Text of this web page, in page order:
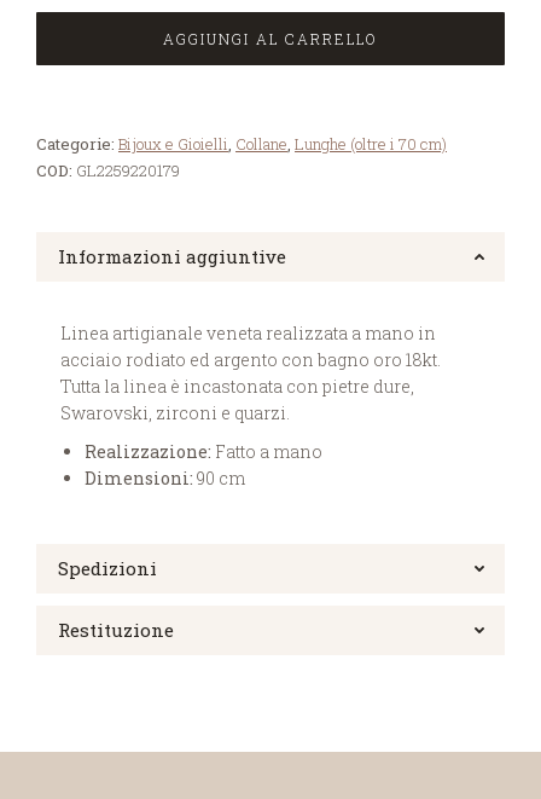
AGGIUNGI AL CARRELLO
Categorie: Bijoux e Gioielli, Collane, Lunghe (oltre i 70 cm)
COD: GL2259220179
Informazioni aggiuntive
Linea artigianale veneta realizzata a mano in
acciaio rodiato ed argento con bagno oro 18kt.
Tutta la linea è incastonata con pietre dure,
Swarovski, zirconi e quarzi.
Realizzazione: Fatto a mano
Dimensioni: 90 cm
Spedizioni
Restituzione